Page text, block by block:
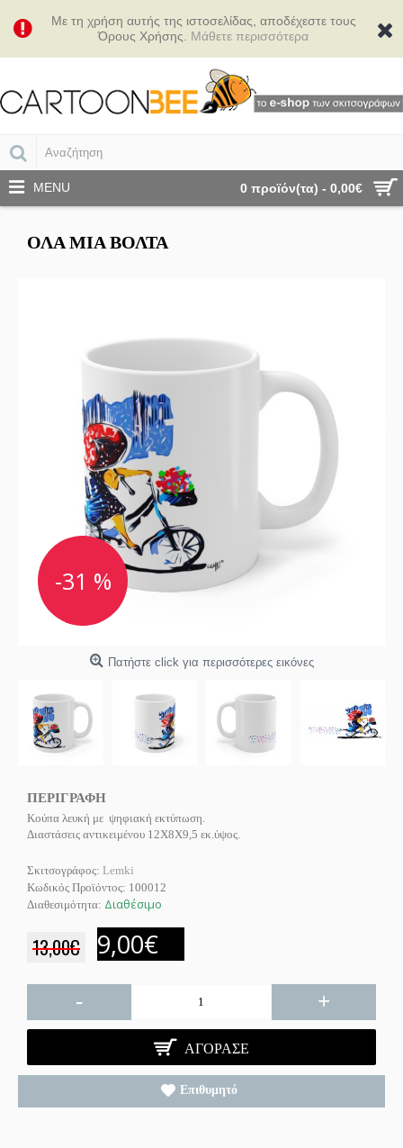
Με τη χρήση αυτής της ιστοσελίδας, αποδέχεστε τους
Όρους Χρήσης. Μάθετε περισσότερα
0 προϊόν(τα) - 0,00€
MENU
ΌΛΑ ΜΙΑ ΒΌΛΤΑ
-31 %
Πατήστε click για περισσότερες εικόνες
ΠΕΡΙΓΡΑΦΗ
Κούπα λευκή με ψηφιακή εκτύπωση.
Διαστάσεις αντικειμένου 12Χ8Χ9,5 εκ.ύψος.
Σκιτσογράφος: Lemki
Κωδικός Προϊόντος: 100012
Διαθεσιμότητα: Διαθέσιμο
13,00€ 9,00€
- +
ΑΓΌΡΑΣΕ
Επιθυμητό